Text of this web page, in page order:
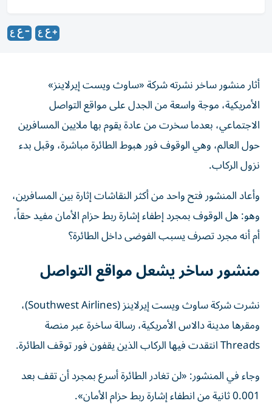
أثار منشور ساخر نشرته شركة «ساوث ويست إيرلاينز»
الأمريكية، موجة واسعة من الجدل على مواقع التواصل
الاجتماعي، بعدما سخرت من عادة يقوم بها ملايين المسافرين
حول العالم، وهي الوقوف فور هبوط الطائرة مباشرة، وقبل بدء
نزول الركاب.
وأعاد المنشور فتح واحد من أكثر النقاشات إثارة بين المسافرين،
وهو: هل الوقوف بمجرد إطفاء إشارة ربط حزام الأمان مفيد حقاً،
أم أنه مجرد تصرف يسبب الفوضى داخل الطائرة؟
منشور ساخر يشعل مواقع التواصل
نشرت شركة ساوث ويست إيرلاينز (Southwest Airlines)،
ومقرها مدينة دالاس الأمريكية، رسالة ساخرة عبر منصة
Threads انتقدت فيها الركاب الذين يقفون فور توقف الطائرة.
وجاء في المنشور: «لن تغادر الطائرة أسرع بمجرد أن تقف بعد
0.001 ثانية من انطفاء إشارة ربط حزام الأمان».